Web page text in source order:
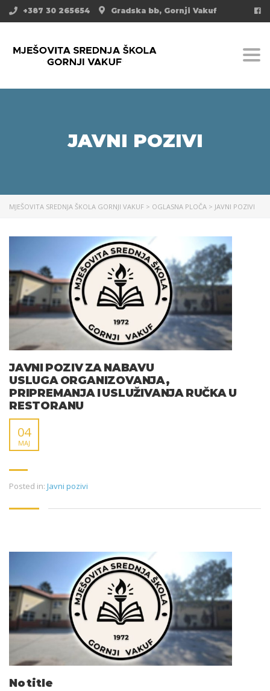
Gradska bb, Gornji Vakuf
+387 30 265654
JAVNI POZIVI
MJEŠOVITA SREDNJA ŠKOLA GORNJI VAKUF > OGLASNA PLOČA > JAVNI POZIVI
JAVNI POZIV ZA NABAVU
USLUGA ORGANIZOVANJA,
PRIPREMANJA I USLUŽIVANJA RUČKA U
RESTORANU
04
MAJ
Posted in: Javni pozivi
No title